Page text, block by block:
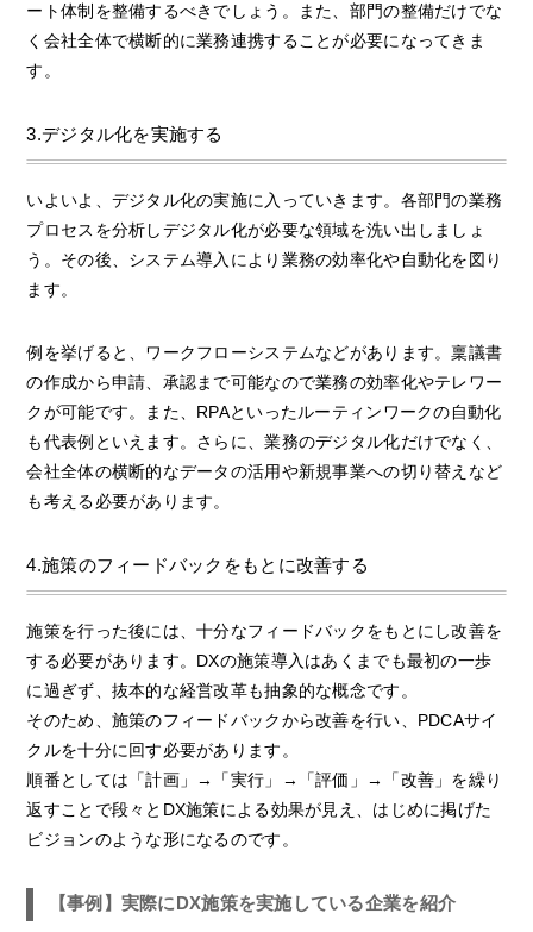
ート体制を整備するべきでしょう。また、部門の整備だけでな
く会社全体で横断的に業務連携することが必要になってきま
す。
3.デジタル化を実施する
いよいよ、デジタル化の実施に入っていきます。各部門の業務
プロセスを分析しデジタル化が必要な領域を洗い出しましょ
う。その後、システム導入により業務の効率化や自動化を図り
ます。
例を挙げると、ワークフローシステムなどがあります。稟議書
の作成から申請、承認まで可能なので業務の効率化やテレワー
クが可能です。また、RPAといったルーティンワークの自動化
も代表例といえます。さらに、業務のデジタル化だけでなく、
会社全体の横断的なデータの活用や新規事業への切り替えなど
も考える必要があります。
4.施策のフィードバックをもとに改善する
施策を行った後には、十分なフィードバックをもとにし改善を
する必要があります。DXの施策導入はあくまでも最初の一歩
に過ぎず、抜本的な経営改革も抽象的な概念です。
そのため、施策のフィードバックから改善を行い、PDCAサイ
クルを十分に回す必要があります。
順番としては「計画」→「実行」→「評価」→「改善」を繰り
返すことで段々とDX施策による効果が見え、はじめに掲げた
ビジョンのような形になるのです。
【事例】実際にDX施策を実施している企業を紹介